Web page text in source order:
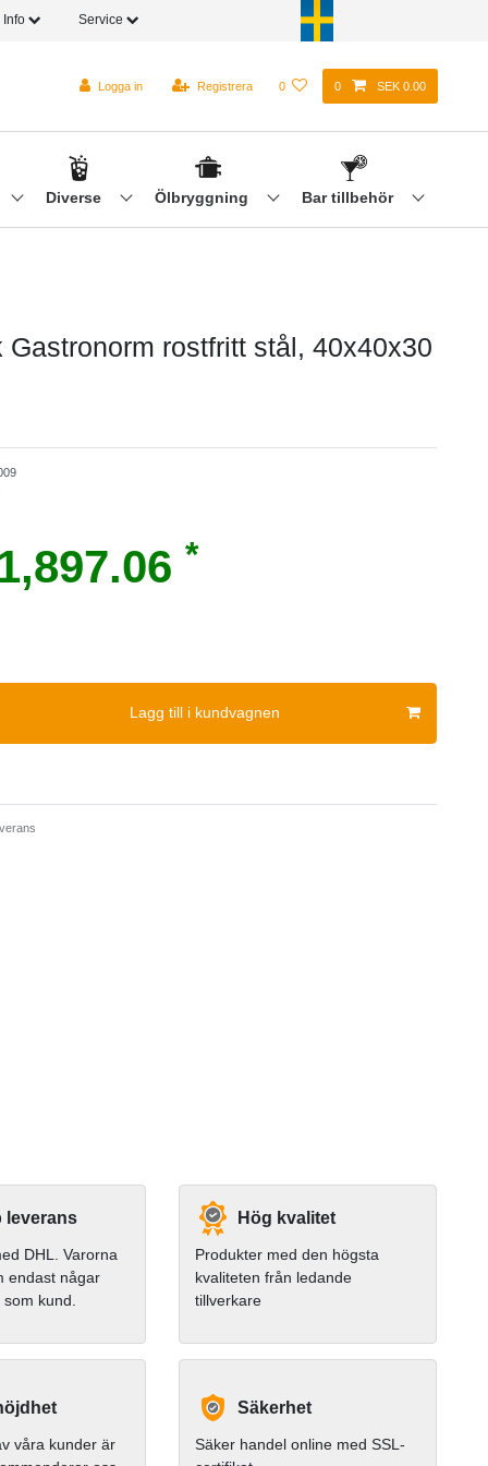
Info Service
Logga in Registrera 0 0 SEK 0.00
Diverse Ölbryggning Bar tillbehör
Gastronorm rostfritt stål, 40x40x30
*
Lagg till i kundvagnen
leverans
DHL. Varorna
endast någar
kund.
Hög kvalitet
Produkter med den högsta
kvaliteten från ledande
tillverkare
våra kunder är
Säkerhet
Säker handel online med SSL-